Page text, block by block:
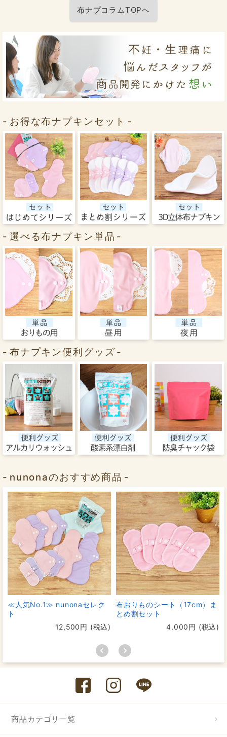
布ナプコラムTOPへ
お得な布ナプキンセット
選べる布ナプキン単品
布ナプキン便利グッズ
nunonaのおすすめ商品
≪人気No.1≫ nunonaセレク
ト
12,500円 (税込)
布おりものシート（17cm）ま
とめ割セット
4,000円 (税込)
商品カテゴリ一覧